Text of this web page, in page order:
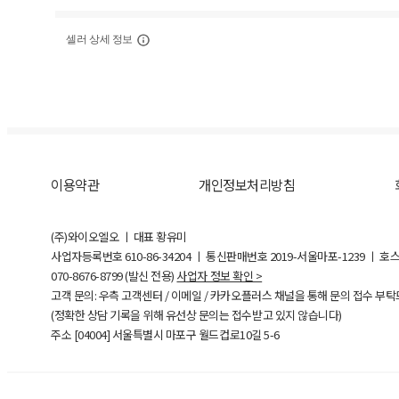
셀러 상세 정보
이용약관 개인정보처리방침
(주)와이오엘오 ㅣ 대표 황유미
사업자등록번호610-86-34204ㅣ 통신판매번호 2019-서울마포-1239 ㅣ 호
070-8676-8799 (발신 전용) 사업자 정보 확인 >
고객 문의: 우측 고객센터 / 이메일 / 카카오플러스 채널을 통해 문의 접수 부
(정확한 상담 기록을 위해 유선상 문의는 접수받고 있지 않습니다)
주소 [04004] 서울특별시 마포구 월드컵로10길5-6